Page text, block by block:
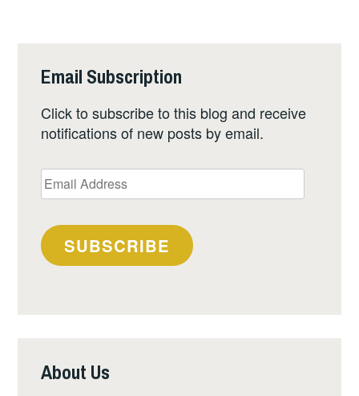
Email Subscription
Click to subscribe to this blog and receive
notifications of new posts by email.
Email
Address
SUBSCRIBE
About Us